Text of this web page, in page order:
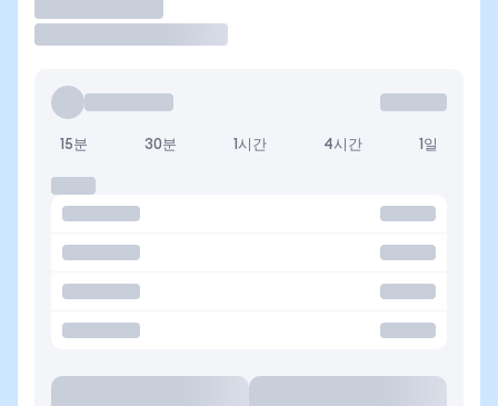
15분 30분 1시간 4시간 1일